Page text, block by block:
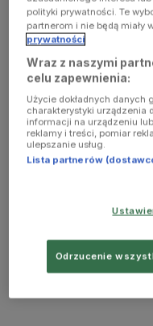
polityki prywatności. Te
partnerom i nie będą miały
prywatności
Wraz z naszymi
celu zapewnienia:
Użycie dokładnych
charakterystyki urządzenia
informacji na urządzeniu
reklamy i treści, pomiar
ulepszanie usług.
Lista partnerów
Odrzucenie